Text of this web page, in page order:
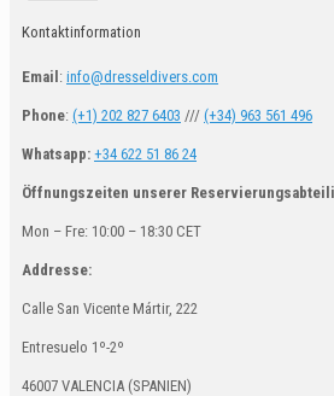
Kontaktinformation
Email: info@dresseldivers.com
Phone: (+1) 202 827 6403 /// (+34) 963 561 496
Whatsapp: +34 622 51 86 24
Öffnungszeiten unserer
Mon – Fre: 10:00 – 18:30 CET
Addresse:
Calle San Vicente Mártir, 222
Entresuelo 1º-2º
46007 VALENCIA (SPANIEN)